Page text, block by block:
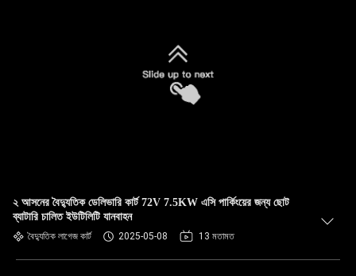
২ আসনের বৈদ্যুতিক ডেলিভারি কার্ট 72V 7.5KW এসি পার্কিংয়ের জন্য ছোট
ব্যাটারি চালিত ইউটিলিটি যানবাহন
বৈদ্যুতিক লাগেজ কার্ট 2025-05-08 13 মতামত